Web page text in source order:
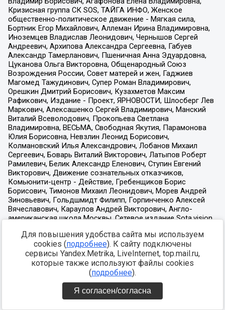
Для повышения удобства сайта мы используем
cookies (подробнее). К сайту подключены
сервисы Yandex.Metrika, LiveInternet, top.mail.ru,
которые также используют файлы cookies
(подробнее).
Я согласен/согласна